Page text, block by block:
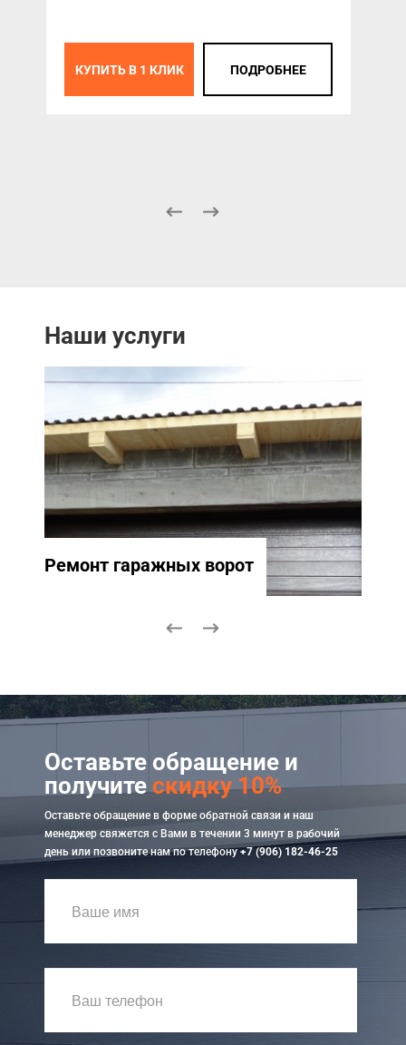
КУПИТЬ В 1 КЛИК ПОДРОБНЕЕ
Наши услуги
Ремонт гаражных ворот
Оставьте обращение и
получитескидку 10%
Оставьте обращение в форме обратной связи и наш
менеджер свяжется с Вами в течении 3 минут в рабочий
день или позвоните нам по телефону+7 (906) 182-46-25